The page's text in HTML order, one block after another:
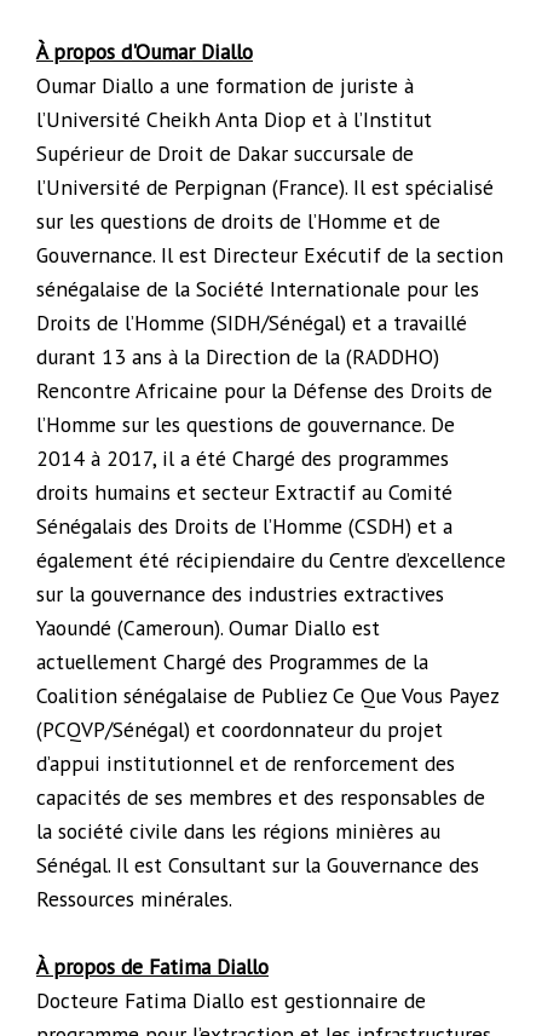
À propos d'Oumar Diallo
Oumar Diallo a une formation de juriste à
l’Université Cheikh Anta Diop et à l’Institut
Supérieur de Droit de Dakar succursale de
l’Université de Perpignan (France). Il est spécialisé
sur les questions de droits de l’Homme et de
Gouvernance. Il est Directeur Exécutif de la section
sénégalaise de la Société Internationale pour les
Droits de l’Homme (SIDH/Sénégal) et a travaillé
durant 13 ans à la Direction de la (RADDHO)
Rencontre Africaine pour la Défense des Droits de
l’Homme sur les questions de gouvernance. De
2014 à 2017, il a été Chargé des programmes
droits humains et secteur Extractif au Comité
Sénégalais des Droits de l’Homme (CSDH) et a
également été récipiendaire du Centre d’excellence
sur la gouvernance des industries extractives
Yaoundé (Cameroun). Oumar Diallo est
actuellement Chargé des Programmes de la
Coalition sénégalaise de Publiez Ce Que Vous Payez
(PCQVP/Sénégal) et coordonnateur du projet
d’appui institutionnel et de renforcement des
capacités de ses membres et des responsables de
la société civile dans les régions minières au
Sénégal. Il est Consultant sur la Gouvernance des
Ressources minérales.
À propos de Fatima Diallo
Docteure Fatima Diallo est gestionnaire de